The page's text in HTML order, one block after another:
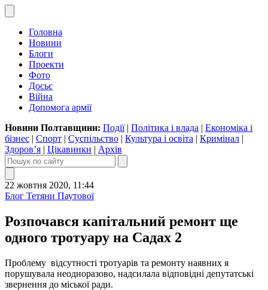
Головна
Новини
Блоги
Проекти
Фото
Досьє
Війна
Допомога армії
Новини Полтавщини: Події| Політика і влада | Економіка і
бізнес | Спорт | Суспільство | Культура і освіта | Кримінал |
Здоров’я | Цікавинки | Архів
22 жовтня 2020, 11:44
Блог Тетяни Паутової
Розпочався капітальний ремонт ще
одного тротуару на Садах 2
Проблему відсутності тротуарів та ремонту наявних я
порушувала неодноразово, надсилала відповідні депутатські
звернення до міської ради.